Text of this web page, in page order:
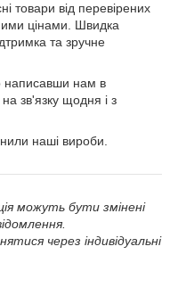
товари від перевірених
цінами. Швидка
та зручне
написавши нам в
зв'язку щодня і з
наші вироби.
можуть бути змінені
через індивідуальні